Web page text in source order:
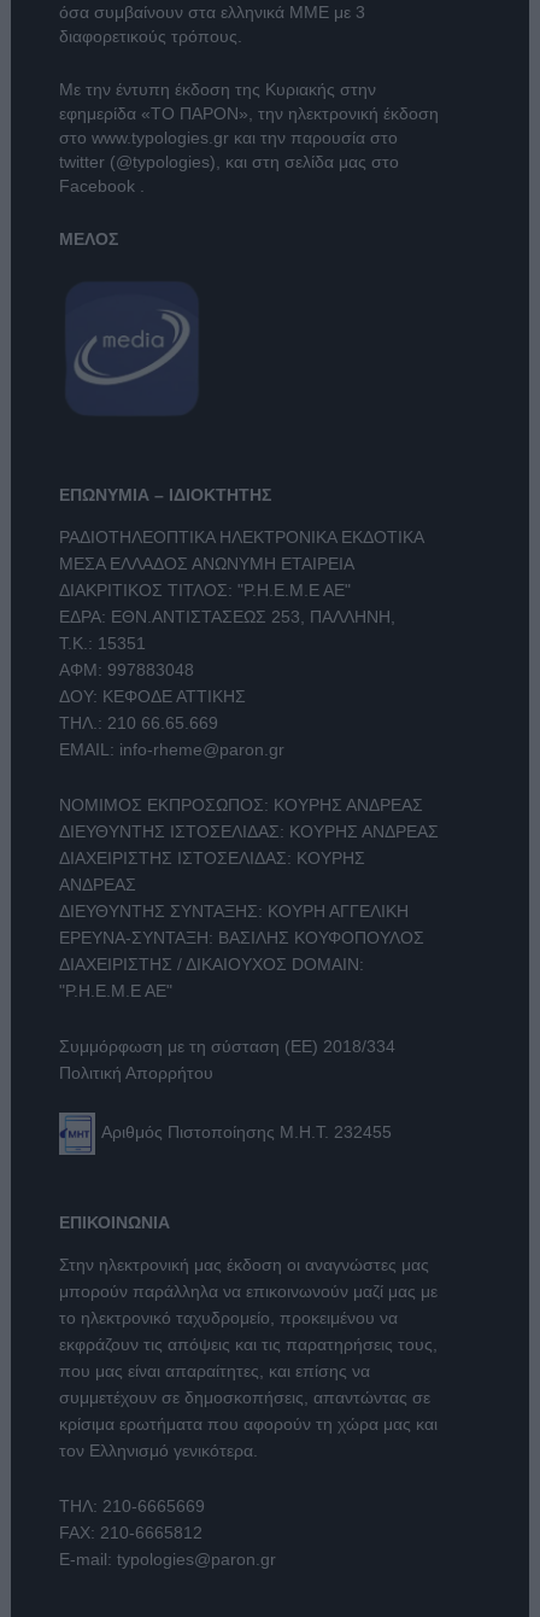
όσα συμβαίνουν στα ελληνικά ΜΜΕ με 3
διαφορετικούς τρόπους.
Με την έντυπη έκδοση της Κυριακής στην
εφημερίδα «ΤΟ ΠΑΡΟΝ» , την ηλεκτρονική έκδοση
στο www.typologies.grκαι την παρουσία στο
twitter (@typologies) , και στη σελίδα μας στο
Facebook
ΜΕΛΟΣ
ΕΠΩΝΥΜΙΑ – ΙΔΙΟΚΤΗΤΗΣ
ΡΑΔΙΟΤΗΛΕΟΠΤΙΚΑ ΗΛΕΚΤΡΟΝΙΚΑ ΕΚΔΟΤΙΚΑ
ΜΕΣΑ ΕΛΛΑΔΟΣ ΑΝΩΝΥΜΗ ΕΤΑΙΡΕΙΑ
ΔΙΑΚΡΙΤΙΚΟΣ ΤΙΤΛΟΣ: "Ρ.Η.Ε.Μ.Ε ΑΕ"
ΕΔΡΑ: ΕΘΝ.ΑΝΤΙΣΤΑΣΕΩΣ 253, ΠΑΛΛΗΝΗ,
Τ.Κ.: 15351
ΑΦΜ: 997883048
ΔΟΥ: ΚΕΦΟΔΕ ΑΤΤΙΚΗΣ
ΤΗΛ.: 210 66.65.669
EMAIL: info-rheme@paron.gr
ΝΟΜΙΜΟΣ ΕΚΠΡΟΣΩΠΟΣ: ΚΟΥΡΗΣ ΑΝΔΡΕΑΣ
ΔΙΕΥΘΥΝΤΗΣ ΙΣΤΟΣΕΛΙΔΑΣ: ΚΟΥΡΗΣ ΑΝΔΡΕΑΣ
ΔΙΑΧΕΙΡΙΣΤΗΣ ΙΣΤΟΣΕΛΙΔΑΣ: ΚΟΥΡΗΣ
ΑΝΔΡΕΑΣ
ΔΙΕΥΘΥΝΤΗΣ ΣΥΝΤΑΞΗΣ: ΚΟΥΡΗ ΑΓΓΕΛΙΚΗ
ΕΡΕΥΝΑ-ΣΥΝΤΑΞΗ: ΒΑΣΙΛΗΣ ΚΟΥΦΟΠΟΥΛΟΣ
ΔΙΑΧΕΙΡΙΣΤΗΣ / ΔΙΚΑΙΟΥΧΟΣ DOMAIN:
"Ρ.Η.Ε.Μ.Ε ΑΕ"
Συμμόρφωση με τη σύσταση (ΕΕ) 2018/334
Πολιτική Απορρήτου
Αριθμός Πιστοποίησης Μ.Η.Τ. 232455
ΕΠΙΚΟΙΝΩΝΙΑ
Στην ηλεκτρονική μας έκδοση οι αναγνώστες μας
μπορούν παράλληλα να επικοινωνούν μαζί μας με
το ηλεκτρονικό ταχυδρομείο, προκειμένου να
εκφράζουν τις απόψεις και τις παρατηρήσεις τους,
που μας είναι απαραίτητες, και επίσης να
συμμετέχουν σε δημοσκοπήσεις, απαντώντας σε
κρίσιμα ερωτήματα που αφορούν τη χώρα μας και
τον Ελληνισμό γενικότερα.
ΤΗΛ: 210-6665669
FAX: 210-6665812
E-mail: typologies@paron.gr